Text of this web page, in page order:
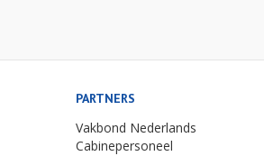
PARTNERS
Vakbond Nederlands
Cabinepersoneel